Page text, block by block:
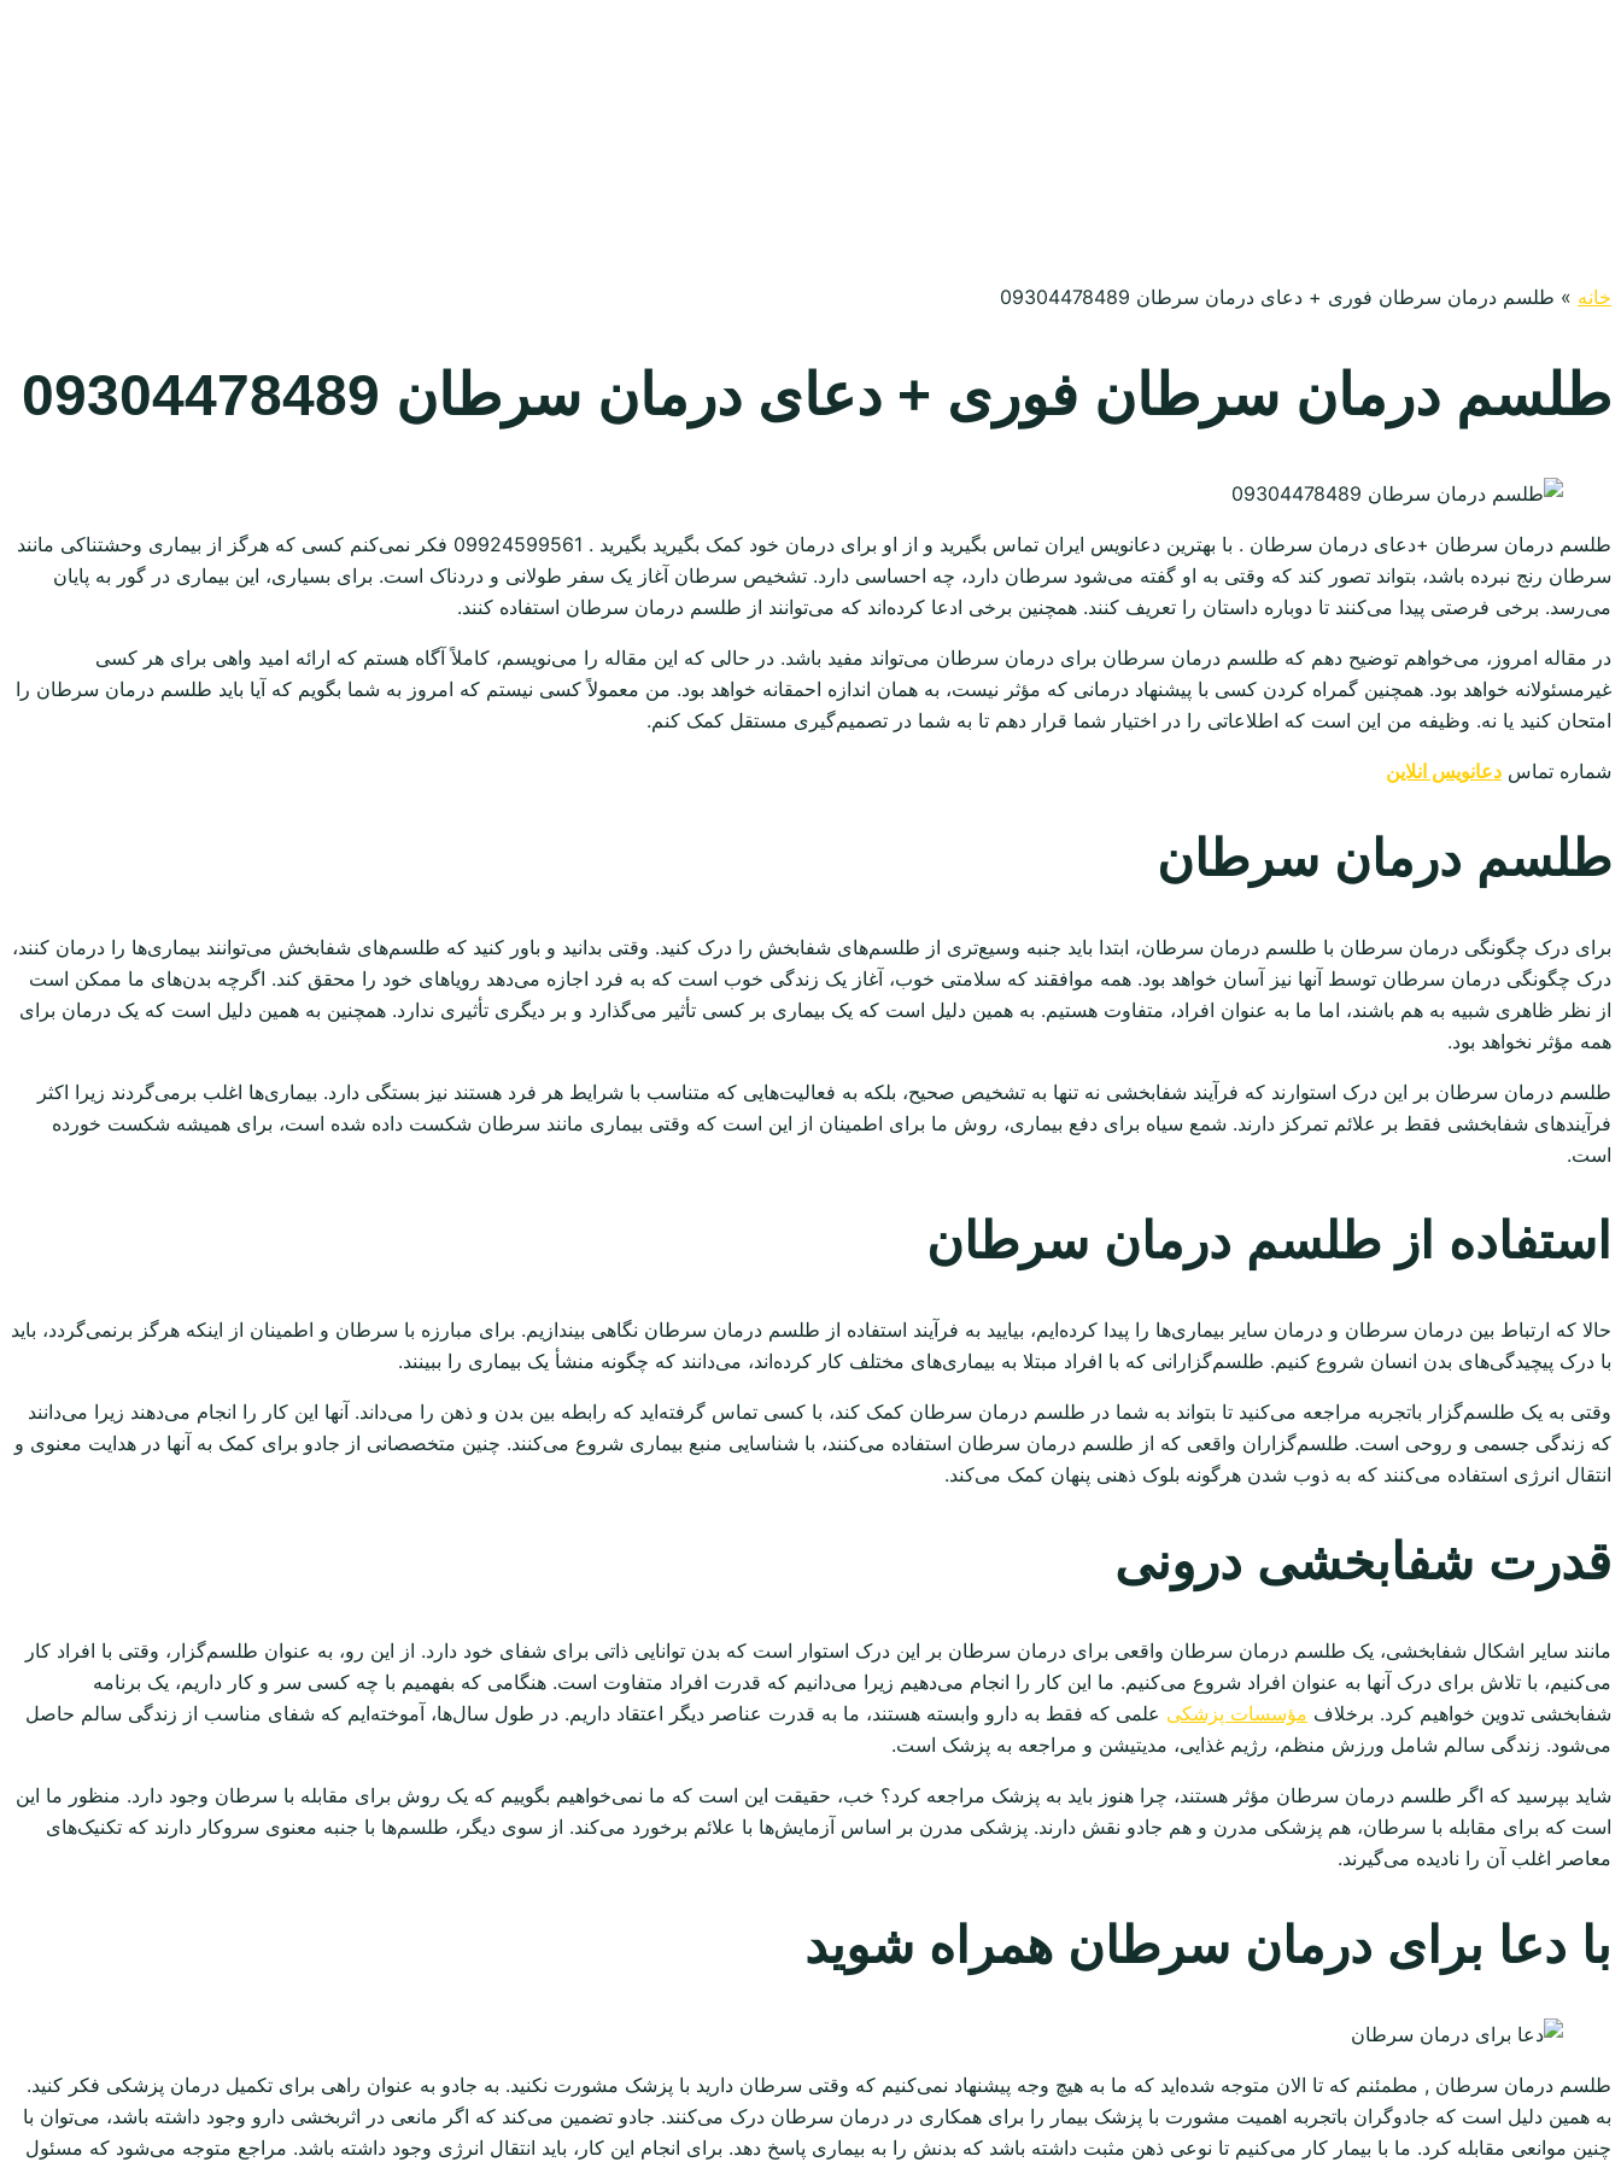
خانه » طلسم درمان سرطان فوری + دعای درمان سرطان 09304478489
طلسم درمان سرطان فوری + دعای درمان سرطان 09304478489
طلسم درمان سرطان +دعای درمان سرطان . با بهترین دعانویس ایران تماس بگیرید و از او برای درمان خود کمک بگیرید بگیرید . 09924599561 فکر نمی‌کنم کسی که هرگز از بیماری وحشتناکی مانند
سرطان رنج نبرده باشد، بتواند تصور کند که وقتی به او گفته می‌شود سرطان دارد، چه احساسی دارد. تشخیص سرطان آغاز یک سفر طولانی و دردناک است. برای بسیاری، این بیماری در گور به پایان
می‌رسد. برخی فرصتی پیدا می‌کنند تا دوباره داستان را تعریف کنند. همچنین برخی ادعا کرده‌اند که می‌توانند از طلسم درمان سرطان استفاده کنند.
در مقاله امروز، می‌خواهم توضیح دهم که طلسم درمان سرطان برای درمان سرطان می‌تواند مفید باشد. در حالی که این مقاله را می‌نویسم، کاملاً آگاه هستم که ارائه امید واهی برای هر کسی
غیرمسئولانه خواهد بود. همچنین گمراه کردن کسی با پیشنهاد درمانی که مؤثر نیست، به همان اندازه احمقانه خواهد بود. من معمولاً کسی نیستم که امروز به شما بگویم که آیا باید طلسم درمان سرطان را
امتحان کنید یا نه. وظیفه من این است که اطلاعاتی را در اختیار شما قرار دهم تا به شما در تصمیم‌گیری مستقل کمک کنم.
شماره تماس دعانویس انلاین
طلسم درمان سرطان
برای درک چگونگی درمان سرطان با طلسم درمان سرطان، ابتدا باید جنبه وسیع‌تری از طلسم‌های شفابخش را درک کنید. وقتی بدانید و باور کنید که طلسم‌های شفابخش می‌توانند بیماری‌ها را درمان کنند،
درک چگونگی درمان سرطان توسط آنها نیز آسان خواهد بود. همه موافقند که سلامتی خوب، آغاز یک زندگی خوب است که به فرد اجازه می‌دهد رویاهای خود را محقق کند. اگرچه بدن‌های ما ممکن است
از نظر ظاهری شبیه به هم باشند، اما ما به عنوان افراد، متفاوت هستیم. به همین دلیل است که یک بیماری بر کسی تأثیر می‌گذارد و بر دیگری تأثیری ندارد. همچنین به همین دلیل است که یک درمان برای
همه مؤثر نخواهد بود.
طلسم درمان سرطان بر این درک استوارند که فرآیند شفابخشی نه تنها به تشخیص صحیح، بلکه به فعالیت‌هایی که متناسب با شرایط هر فرد هستند نیز بستگی دارد. بیماری‌ها اغلب برمی‌گردند زیرا اکثر
فرآیندهای شفابخشی فقط بر علائم تمرکز دارند. شمع سیاه برای دفع بیماری، روش ما برای اطمینان از این است که وقتی بیماری مانند سرطان شکست داده شده است، برای همیشه شکست خورده
است.
استفاده از طلسم درمان سرطان
حالا که ارتباط بین درمان سرطان و درمان سایر بیماری‌ها را پیدا کرده‌ایم، بیایید به فرآیند استفاده از طلسم درمان سرطان نگاهی بیندازیم. برای مبارزه با سرطان و اطمینان از اینکه هرگز برنمی‌گردد، باید
با درک پیچیدگی‌های بدن انسان شروع کنیم. طلسم‌گزارانی که با افراد مبتلا به بیماری‌های مختلف کار کرده‌اند، می‌دانند که چگونه منشأ یک بیماری را ببینند.
وقتی به یک طلسم‌گزار باتجربه مراجعه می‌کنید تا بتواند به شما در طلسم درمان سرطان کمک کند، با کسی تماس گرفته‌اید که رابطه بین بدن و ذهن را می‌داند. آنها این کار را انجام می‌دهند زیرا می‌دانند
که زندگی جسمی و روحی است. طلسم‌گزاران واقعی که از طلسم درمان سرطان استفاده می‌کنند، با شناسایی منبع بیماری شروع می‌کنند. چنین متخصصانی از جادو برای کمک به آنها در هدایت معنوی و
انتقال انرژی استفاده می‌کنند که به ذوب شدن هرگونه بلوک ذهنی پنهان کمک می‌کند.
قدرت شفابخشی درونی
مانند سایر اشکال شفابخشی، یک طلسم درمان سرطان واقعی برای درمان سرطان بر این درک استوار است که بدن توانایی ذاتی برای شفای خود دارد. از این رو، به عنوان طلسم‌گزار، وقتی با افراد کار
می‌کنیم، با تلاش برای درک آنها به عنوان افراد شروع می‌کنیم. ما این کار را انجام می‌دهیم زیرا می‌دانیم که قدرت افراد متفاوت است. هنگامی که بفهمیم با چه کسی سر و کار داریم، یک برنامه
شفابخشی تدوین خواهیم کرد. برخلاف مؤسسات پزشکی علمی که فقط به دارو وابسته هستند، ما به قدرت عناصر دیگر اعتقاد داریم. در طول سال‌ها، آموخته‌ایم که شفای مناسب از زندگی سالم حاصل
می‌شود. زندگی سالم شامل ورزش منظم، رژیم غذایی، مدیتیشن و مراجعه به پزشک است.
شاید بپرسید که اگر طلسم درمان سرطان مؤثر هستند، چرا هنوز باید به پزشک مراجعه کرد؟ خب، حقیقت این است که ما نمی‌خواهیم بگوییم که یک روش برای مقابله با سرطان وجود دارد. منظور ما این
است که برای مقابله با سرطان، هم پزشکی مدرن و هم جادو نقش دارند. پزشکی مدرن بر اساس آزمایش‌ها با علائم برخورد می‌کند. از سوی دیگر، طلسم‌ها با جنبه معنوی سروکار دارند که تکنیک‌های
معاصر اغلب آن را نادیده می‌گیرند.
با دعا برای درمان سرطان همراه شوید
طلسم درمان سرطان , مطمئنم که تا الان متوجه شده‌اید که ما به هیچ وجه پیشنهاد نمی‌کنیم که وقتی سرطان دارید با پزشک مشورت نکنید. به جادو به عنوان راهی برای تکمیل درمان پزشکی فکر کنید.
به همین دلیل است که جادوگران باتجربه اهمیت مشورت با پزشک بیمار را برای همکاری در درمان سرطان درک می‌کنند. جادو تضمین می‌کند که اگر مانعی در اثربخشی دارو وجود داشته باشد، می‌توان با
چنین موانعی مقابله کرد. ما با بیمار کار می‌کنیم تا نوعی ذهن مثبت داشته باشد که بدنش را به بیماری پاسخ دهد. برای انجام این کار، باید انتقال انرژی وجود داشته باشد. مراجع متوجه می‌شود که مسئول